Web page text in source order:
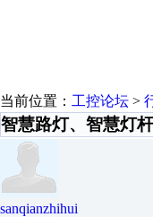
当前位置： 工控论坛 >
智慧路灯、智慧灯
sanqianzhihui